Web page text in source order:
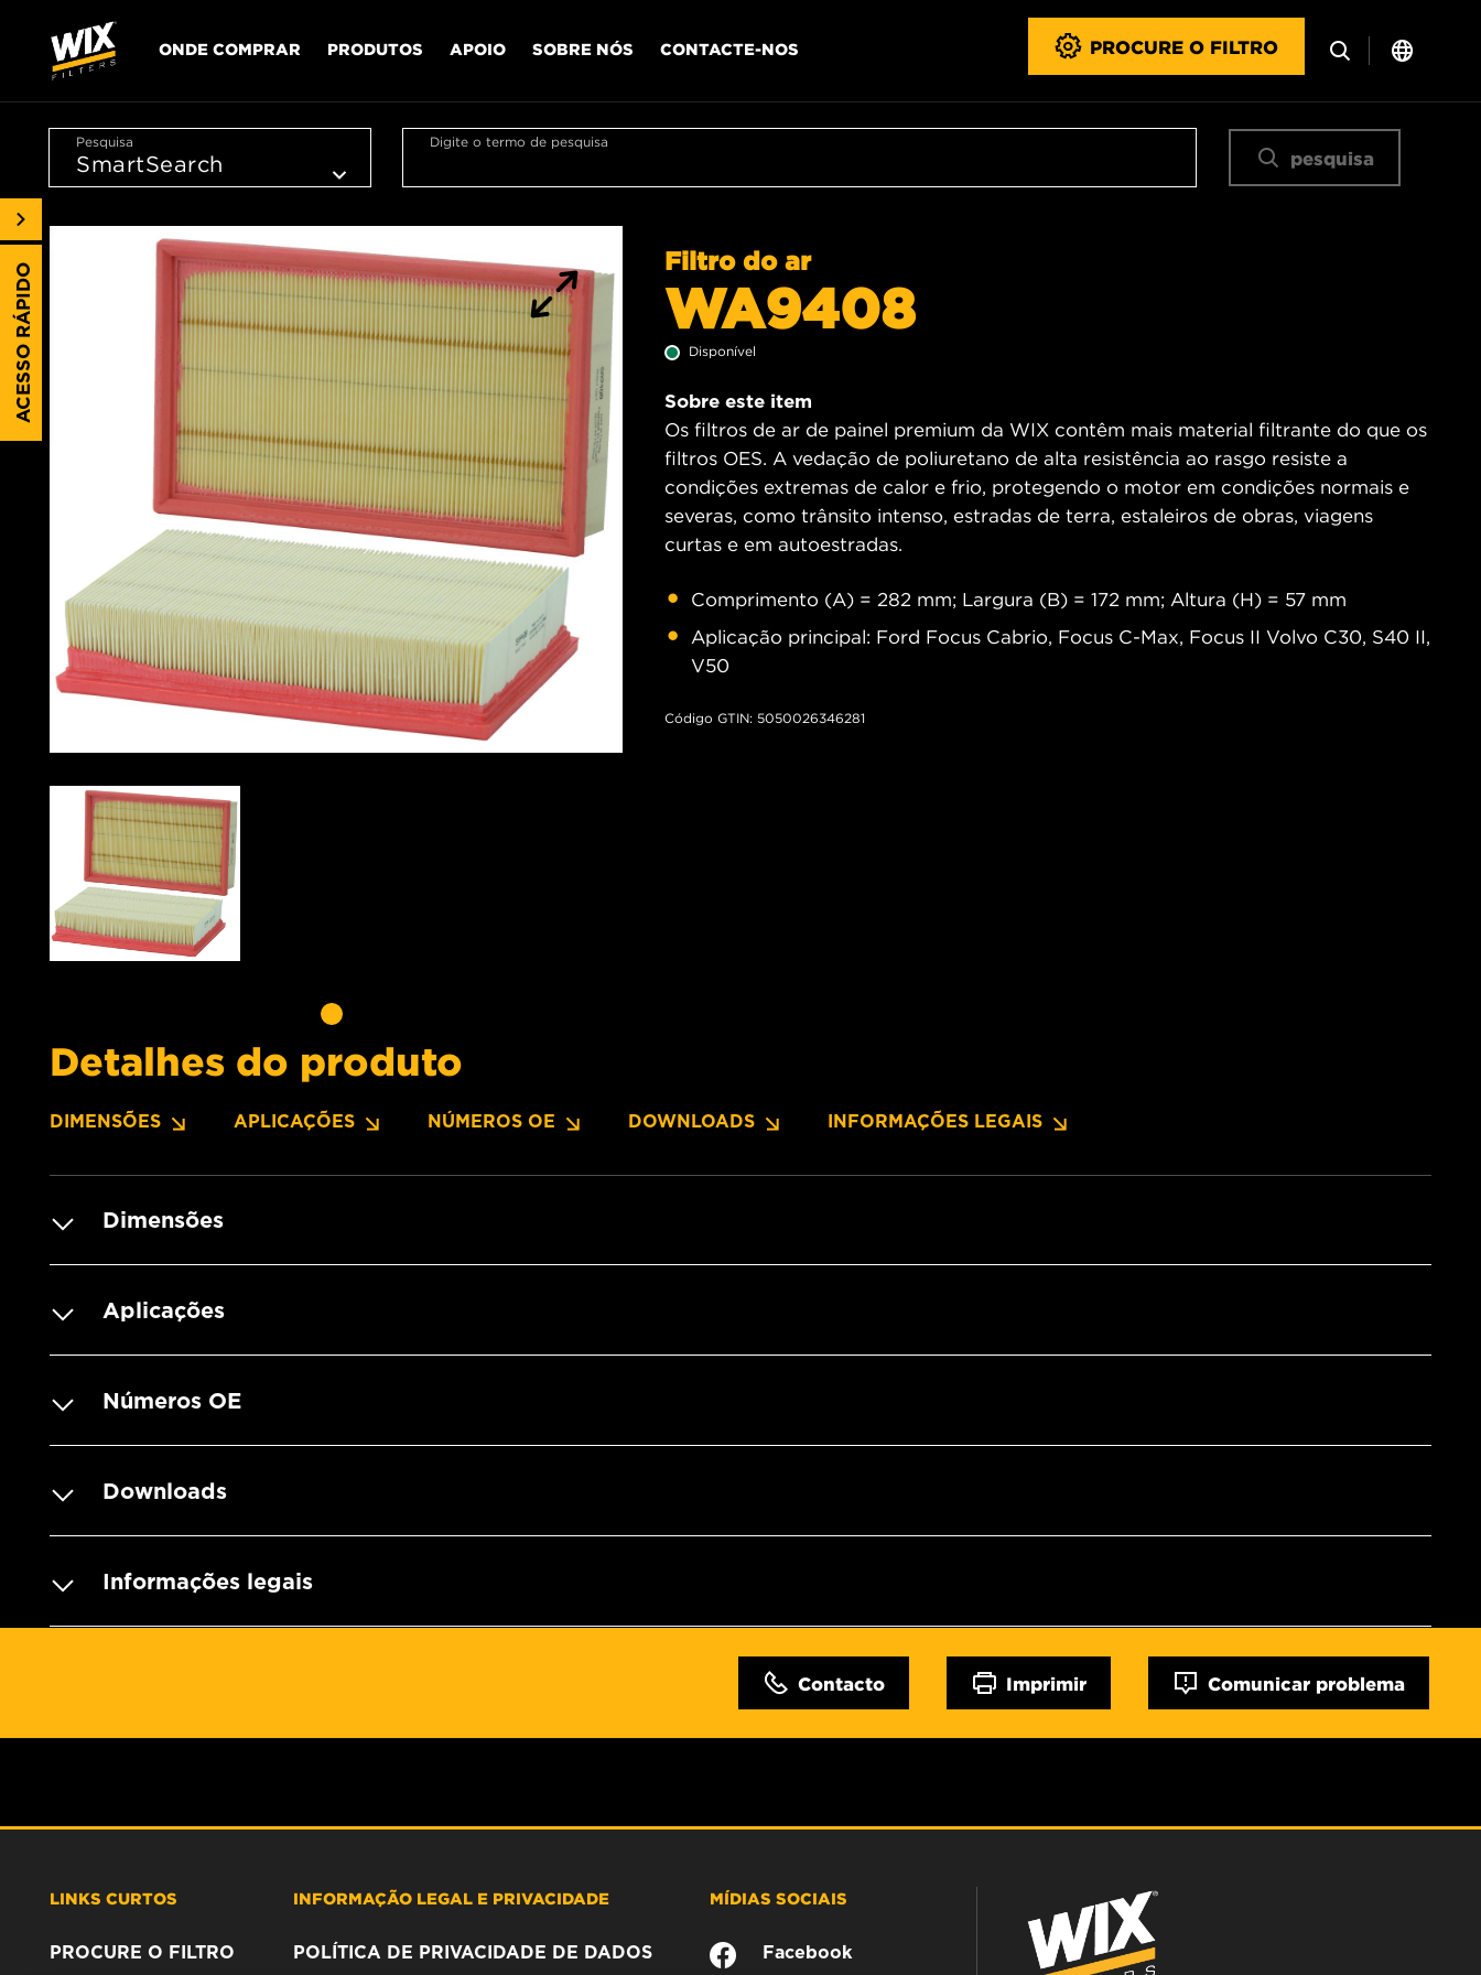
ONDE COMPRAR PRODUTOS APOIO SOBRE NÓS CONTACTE-NOS PROCURE O FILTRO
Pesquisa Digite o termo de pesquisa
pesquisa
Filtro do ar
WA9408
Disponível
Sobre este item
Os filtros de ar de painel premium da WIX contêm mais material filtrante do que os
filtros OES. A vedação de poliuretano de alta resistência ao rasgo resiste a
condições extremas de calor e frio, protegendo o motor em condições normais e
severas, como trânsito intenso, estradas de terra, estaleiros de obras, viagens
curtas e em autoestradas.
Comprimento (A) = 282 mm; Largura (B) = 172 mm; Altura (H) = 57 mm
Aplicação principal: Ford Focus Cabrio, Focus C-Max, Focus II Volvo C30, S40 II,
V50
Código GTIN: 5050026346281
Detalhes do produto
DIMENSÕES APLICAÇÕES NÚMEROS OE DOWNLOADS INFORMAÇÕES LEGAIS
Dimensões
Aplicações
Números OE
Downloads
Informações legais
Contacto Imprimir Comunicar problema
ACESSO RÁPIDO
LINKS CURTOS
PROCURE O FILTRO
INFORMAÇÃO LEGAL E PRIVACIDADE
POLÍTICA DE PRIVACIDADE DE DADOS
MÍDIAS SOCIAIS
Facebook